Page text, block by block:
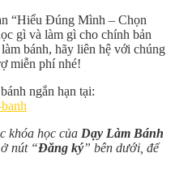
“Hiểu Đúng Mình – Chọn
gì và làm gì cho chính bản
bánh, hãy liên hệ với chúng
miễn phí nhé!
ngắn hạn tại:
khóa học của Dạy Làm Bánh
nút “Đăng ký” bên dưới, để